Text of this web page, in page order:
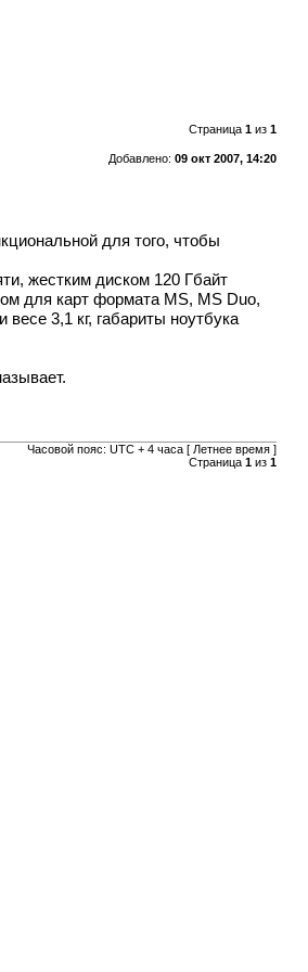
Страница 1из 1
Добавлено: 09 окт 2007, 14:20
для того, чтобы
жестким диском 120 Гбайт
для карт формата MS, MS Duo,
3,1 кг, габариты ноутбука
Часовой пояс: UTC + 4 часа [ Летнее время ]
Страница 1из 1